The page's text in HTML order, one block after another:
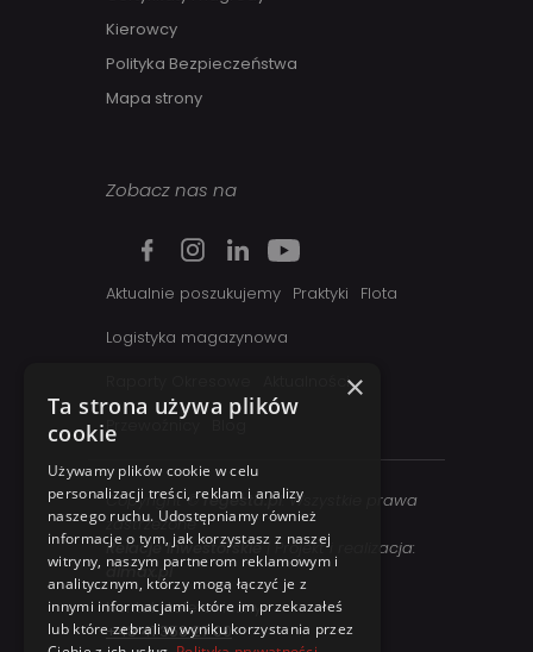
Kierowcy
Polityka Bezpieczeństwa
Mapa strony
Zobacz nas na
Aktualnie poszukujemy Praktyki
Flota
Logistyka magazynowa
Aktualności
Przewoźnicy
Blog
Copyright ©regesta.pl. Wszystkie prawa
zastrzezone
Relacje inwestorskie| Projekt i realizacja:
dimax.pl
Kontakt telefoniczny:
+48 41 358 27 00
×
Ta strona używa plików
cookie
Używamy plików cookie w celu
personalizacji treści, reklam i analizy
naszego ruchu. Udostępniamy również
informacje o tym, jak korzystasz z naszej
witryny, naszym partnerom reklamowym i
analitycznym, którzy mogą łączyć je z
innymi informacjami, które im przekazałeś
lub które zebrali w wyniku korzystania przez